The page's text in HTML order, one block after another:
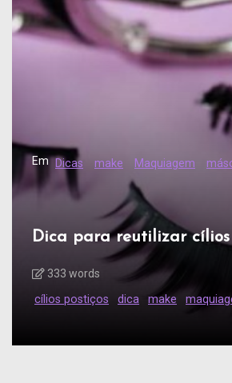
Em Dicas make Maquiagem
Dica para reutilizar cílios
333 words
cílios postiços dica make